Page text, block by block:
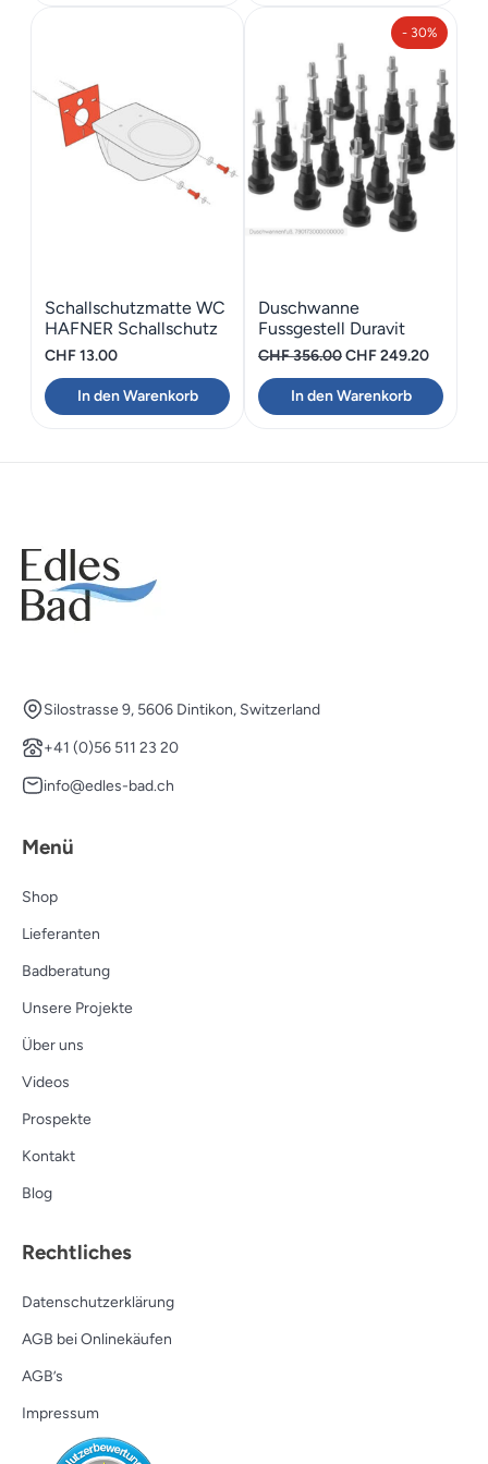
Schallschutzmatte WC
HAFNER Schallschutz
WC
CHF13.00
In den Warenkorb
- 30%
Duschwanne
Fussgestell Duravit
Stonetto 100-150
CHF356.00Ursprünglicher
Preis
war:
CHF249.20
Preis
ist:
In den Warenkorb
Silostrasse 9, 5606 Dintikon, Switzerland
+41 (0)56 511 23 20
info@edles-bad.ch
Menü
Shop
Lieferanten
Badberatung
Unsere Projekte
Über uns
Videos
Prospekte
Kontakt
Blog
Rechtliches
Datenschutzerklärung
AGB bei Onlinekäufen
AGB’s
Impressum